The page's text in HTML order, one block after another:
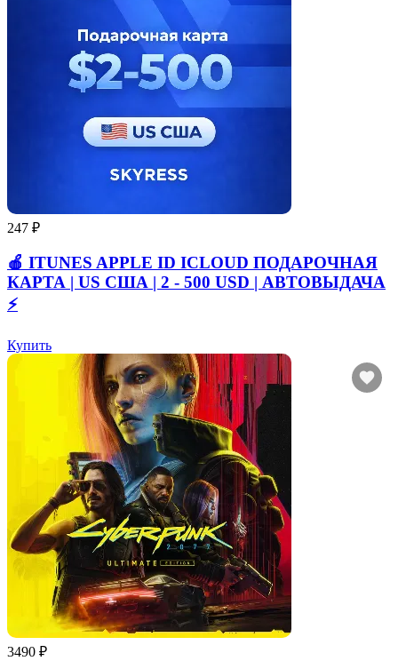
247 ₽
🍎 ITUNES APPLE ID ICLOUD ПОДАРОЧНАЯ
КАРТА | US США | 2 - 500 USD | АВТОВЫДАЧА
⚡️
Купить
3490 ₽